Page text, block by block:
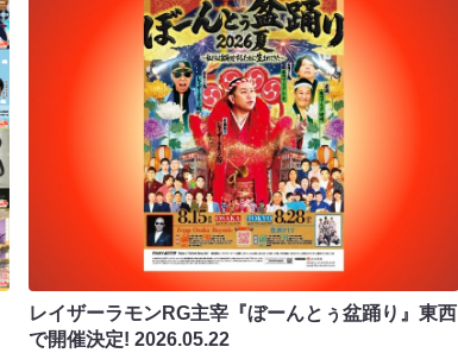
レイザーラモンRG主宰『ぼーんとぅ盆踊り』東西
で開催決定!2026.05.22